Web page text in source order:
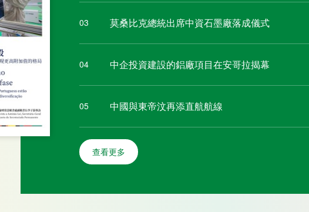
03 莫桑比克總統出席中資石墨廠落成儀式
04 中企投資建設的鋁廠項目在安哥拉揭幕
05 中國與東帝汶再添直航航線
查看更多